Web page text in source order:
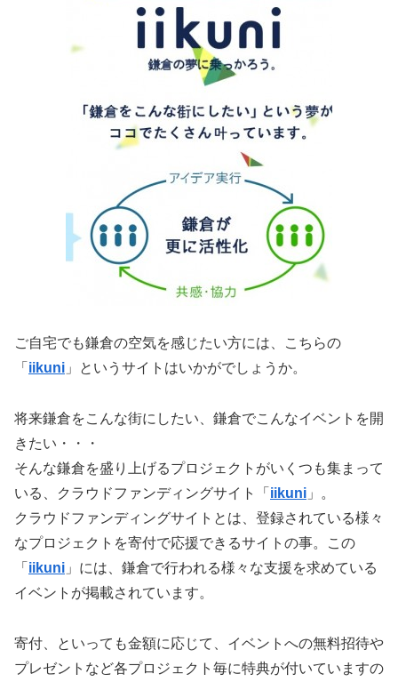
ご自宅でも鎌倉の空気を感じたい方には、こちらの
「 iikuni 」というサイトはいかがでしょうか。
将来鎌倉をこんな街にしたい、鎌倉でこんなイベントを開
きたい・・・
そんな鎌倉を盛り上げるプロジェクトがいくつも集まって
いる、クラウドファンディングサイト「 iikuni 」。
クラウドファンディングサイトとは、登録されている様々
なプロジェクトを寄付で応援できるサイトの事。この
「 iikuni 」には、鎌倉で行われる様々な支援を求めている
イベントが掲載されています。
寄付、といっても金額に応じて、イベントへの無料招待や
プレゼントなど各プロジェクト毎に特典が付いていますの